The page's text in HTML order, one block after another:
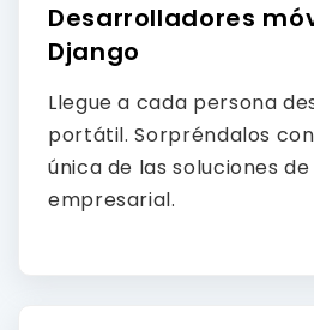
Desarrolladores
Django
Llegue a cada persona
portátil. Sorpréndalos
única de las soluciones
empresarial.